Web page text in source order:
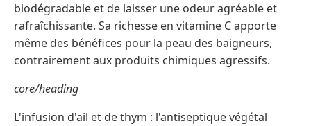
biodégradable et de laisser une odeur agréable et
rafraîchissante. Sa richesse en vitamine C apporte
même des bénéfices pour la peau des baigneurs,
contrairement aux produits chimiques agressifs.
core/heading
L'infusion d'ail et de thym : l'antiseptique végétal